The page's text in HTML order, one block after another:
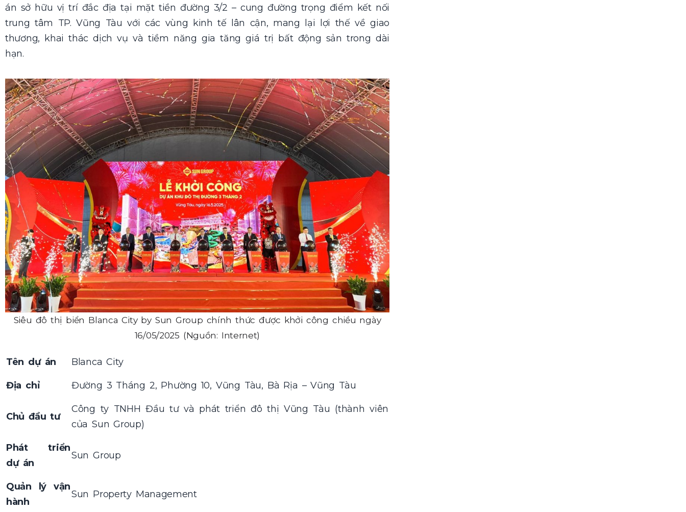
án sở hữu vị trí đắc địa tại mặt tiền đường 3/2 – cung đường trọng điểm kết nối
trung tâm TP. Vũng Tàu với các vùng kinh tế lân cận, mang lại lợi thế về giao
thương, khai thác dịch vụ và tiềm năng gia tăng giá trị bất động sản trong dài
hạn.
Siêu đô thị biển Blanca City by Sun Group chính thức được khởi công chiều ngày
16/05/2025 (Nguồn: Internet)
Tên dự án Blanca City
Địa chỉ Đường 3 Tháng 2, Phường 10, Vũng Tàu, Bà Rịa – Vũng Tàu
Chủ đầu tư
Công ty TNHH Đầu tư và phát triển đô thị Vũng Tàu (thành viên
của Sun Group)
Phát triển
dự án
Sun Group
Quản lý vận
hành
Sun Property Management